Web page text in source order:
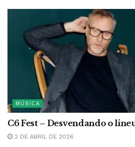
MÚSICA
C6 Fest – Desvendando o
2 DE ABRIL DE 2026